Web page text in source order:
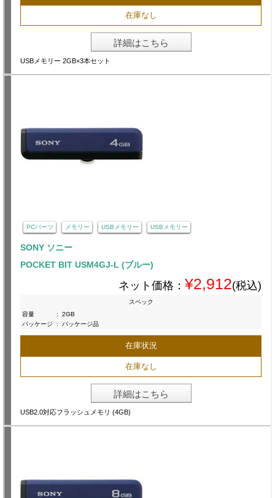
在庫なし
詳細はこちら
USBメモリー 2GB×3本セット
PCパーツ メモリー USBメモリー USBメモリー
SONY ソニー
POCKET BIT USM4GJ-L (ブルー)
ネット価格： ¥2,912(税込)
スペック
容量
:
2GB
パッケージ
: パッケージ品
在庫状況
在庫なし
詳細はこちら
USB2.0対応フラッシュメモリ (4GB)